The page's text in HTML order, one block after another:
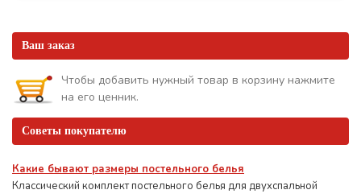
Ваш заказ
Чтобы добавить нужный товар в корзину нажмите
на его ценник.
Советы покупателю
Какие бывают размеры постельного белья
Классический комплект постельного белья для двухспальной